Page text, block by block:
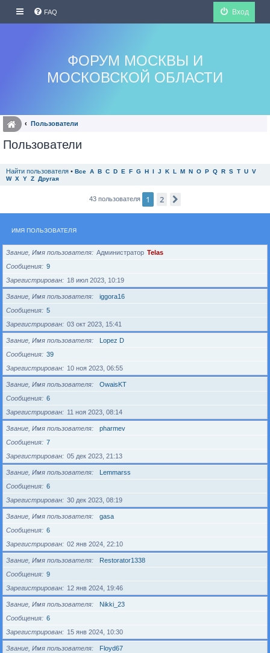
FAQ Вход
ФОРУМ МОСКВЫ И
МОСКОВСКОЙ ОБЛАСТИ
Пользователи
Пользователи
Найти пользователя • Все A B C D E F G H I J K L M N O P Q R S T U V
W X Y Z Другая
43 пользователя 1 2
ИМЯ ПОЛЬЗОВАТЕЛЯ
Звание, Имя пользователя Администратор Telas
Сообщения
9
Зарегистрирован
18 июл 2023, 10:19
Звание, Имя пользователя
iggora16
Сообщения
5
Зарегистрирован
03 окт 2023, 15:41
Звание, Имя пользователя
Lopez D
Сообщения
39
Зарегистрирован
10 ноя 2023, 06:55
Звание, Имя пользователя
OwaisKT
Сообщения
6
Зарегистрирован
11 ноя 2023, 08:14
Звание, Имя пользователя
pharmev
Сообщения
7
Зарегистрирован
05 дек 2023, 21:13
Звание, Имя пользователя
Lemmarss
Сообщения
6
Зарегистрирован
30 дек 2023, 08:19
Звание, Имя пользователя
gasa
Сообщения
6
Зарегистрирован
02 янв 2024, 22:10
Звание, Имя пользователя
Restorator1338
Сообщения
9
Зарегистрирован
12 янв 2024, 19:46
Звание, Имя пользователя
Nikki_23
Сообщения
6
Зарегистрирован
15 янв 2024, 10:30
Звание, Имя пользователя
Floyd67